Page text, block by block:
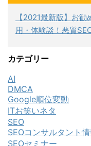
【2021最新版】お
用・体験談！悪質
カテゴリー
AI
DMCA
Google順位変動
ITお笑いネタ
SEO
SEOコンサルタント情
SEOセミナー